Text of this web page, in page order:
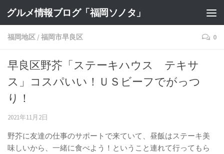
グルメ情報ブログ「福岡ソノタ」
福岡地区 /福岡市早良区 0
早良区野芥「ステーキハウス テキサ
ス」コスパいい！ＵＳビーフでがっつ
り！
2021年11月2日
野芥に友達の仕事のサポートで来ていて、昼飯はステーキ美
味しいから、一緒に食べよう！ということ連れて行ってもら